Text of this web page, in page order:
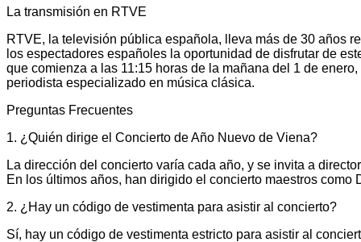
La transmisión en RTVE
RTVE, la televisión pública española, lleva más de 30 años
los espectadores españoles la oportunidad de disfrutar de
que comienza a las 11:15 horas de la mañana del 1 de
periodista especializado en música clásica.
Preguntas Frecuentes
1. ¿Quién dirige el Concierto de Año Nuevo de Viena?
La dirección del concierto varía cada año, y se invita a
En los últimos años, han dirigido el concierto maestros
2. ¿Hay un código de vestimenta para asistir al concierto?
Sí, hay un código de vestimenta estricto para asistir al